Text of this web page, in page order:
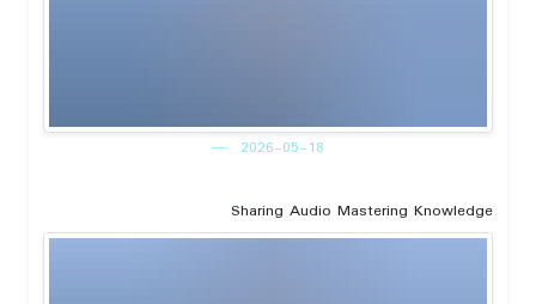
2026-05-18
Sharing Audio Mastering Knowledge